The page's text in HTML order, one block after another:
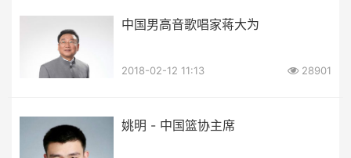
中国男高音歌唱家蒋大为
2018-02-12 11:13 28901
姚明 - 中国篮协主席